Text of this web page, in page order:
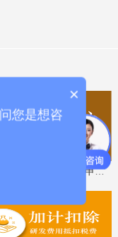
省工程技术研究中心，专业申报、指导培训
×
您是想咨